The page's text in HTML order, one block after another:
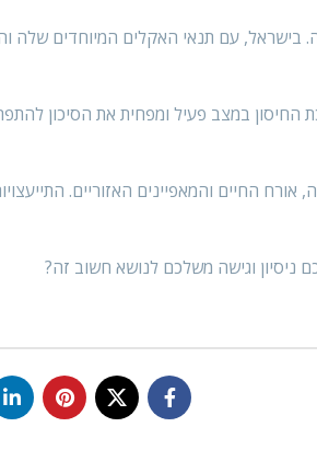
בישראל, עם תנאי האקלים המיוחדים שלה
החיסון במצב פעיל ומפחית את הסיכון
החיים והמאפיינים האזוריים.
וגישה משלכם לנושא חשוב זה?